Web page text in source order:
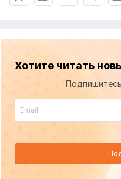
Хотите читать